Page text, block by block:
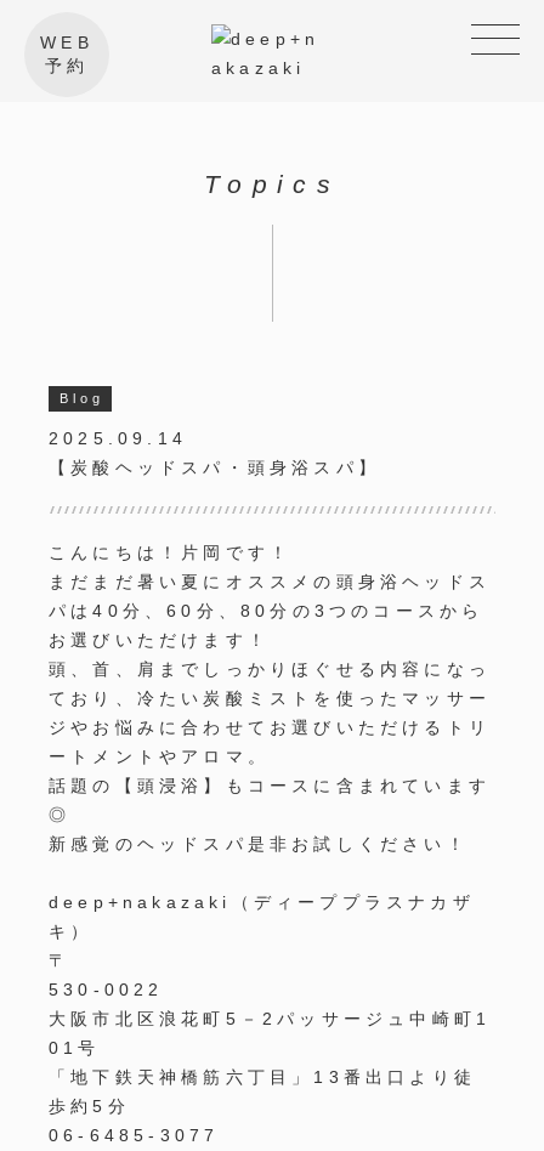
WEB
予約
Topics
Blog
2025.09.14
【炭酸ヘッドスパ・頭身浴スパ】
こんにちは！片岡です！
まだまだ暑い夏にオススメの頭身浴ヘッドス
パは40分、60分、80分の3つのコースから
お選びいただけます！
頭、首、肩までしっかりほぐせる内容になっ
ており、冷たい炭酸ミストを使ったマッサー
ジやお悩みに合わせてお選びいただけるトリ
ートメントやアロマ。
話題の【頭浸浴】もコースに含まれています
◎
新感覚のヘッドスパ是非お試しください！
deep+nakazaki（ディーププラスナカザ
キ）
〒
530-0022
大阪市北区浪花町5－2パッサージュ中崎町1
01号
「地下鉄天神橋筋六丁目」13番出口より徒
歩約5分
06-6485-3077